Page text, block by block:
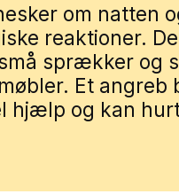
om natten
reaktioner.
sprækker og
Et
hjælp og kan